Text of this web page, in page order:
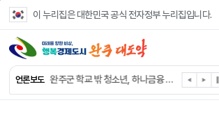
이 누리집은 대한민국 공식 전자정부 누리집입니다.
언론보도
완주 이서면, 홀몸 남성 위한 ‘이서천사 요리교실’
완주군 학교 밖 청소년, 하나금융 장학생 최종 선발
완주군 청소년 여름방학 맞아 “내 손으로 뚝딱”